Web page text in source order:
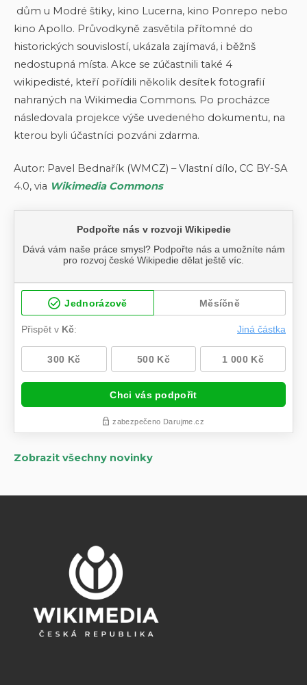
dům u Modré štiky, kino Lucerna, kino Ponrepo nebo
kino Apollo. Průvodkyně zasvětila přítomné do
historických souvislostí, ukázala zajímavá, i běžnš
nedostupná místa. Akce se zúčastnili také 4
wikipedisté, kteří pořídili několik desítek fotografií
nahraných na Wikimedia Commons. Po procházce
následovala projekce výše uvedeného dokumentu, na
kterou byli účastníci pozváni zdarma.
Autor: Pavel Bednařík (WMCZ) – Vlastní dílo, CC BY-SA
4.0, via Wikimedia Commons
Zobrazit všechny novinky